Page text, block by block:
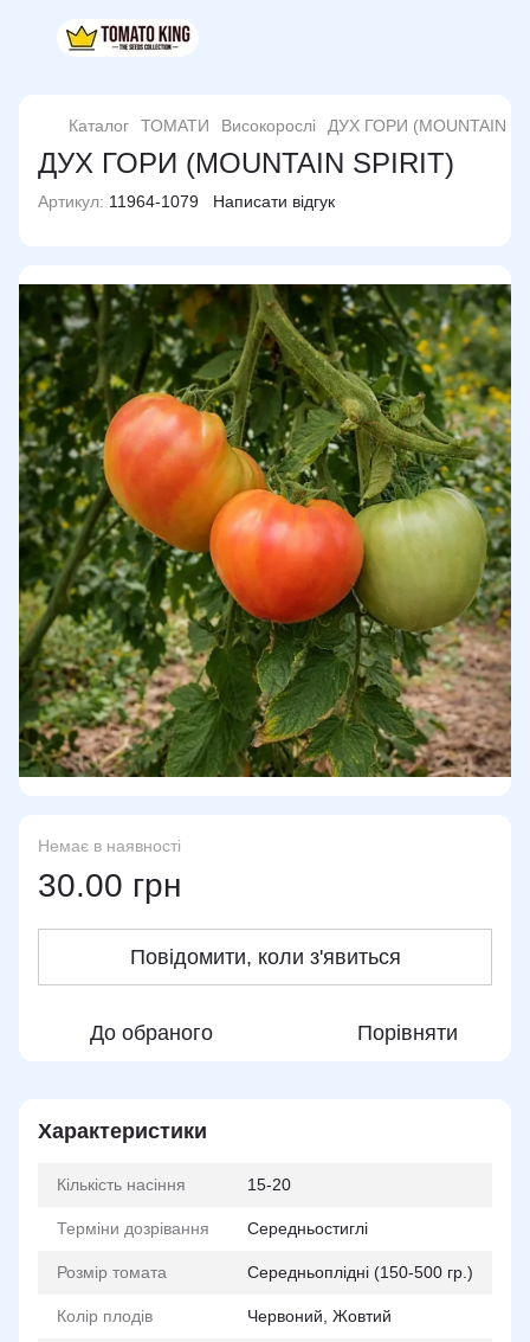
Каталог ТОМАТИ Високорослі ДУХ ГОРИ (MOUNTAIN
ДУХ ГОРИ (MOUNTAIN SPIRIT)
Артикул: 11964-1079 Написати відгук
Немає в наявності
30.00 грн
Повідомити, коли з'явиться
До обраного Порівняти
Характеристики
Кількість насіння 15-20
Терміни дозрівання Середньостиглі
Розмір томата Середньоплідні (150-500 гр.)
Колір плодів Червоний, Жовтий